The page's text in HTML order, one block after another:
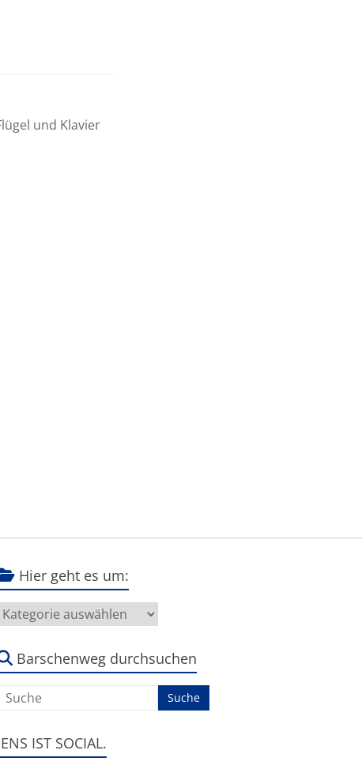
und Klavier
Hier geht es um:
Hier
Barschenweg durchsuchen
IST SOCIAL.